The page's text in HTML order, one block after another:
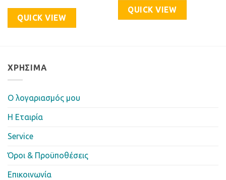
QUICK VIEW
QUICK VIEW
ΧΡΉΣΙΜΑ
Ο λογαριασμός μου
Η Eταιρία
Service
Όροι & Προϋποθέσεις
Επικοινωνία